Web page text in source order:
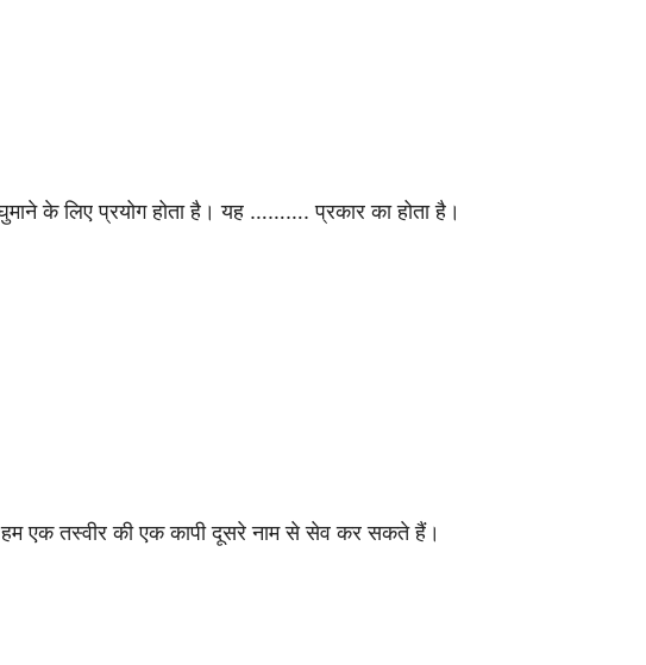
के लिए प्रयोग होता है। यह ………. प्रकार का होता है।
एक तस्वीर की एक कापी दूसरे नाम से सेव कर सकते हैं।